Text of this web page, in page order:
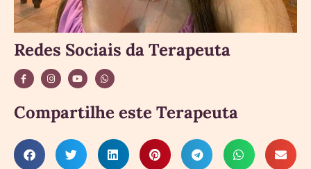
Redes Sociais da Terapeuta
Compartilhe este Terapeuta